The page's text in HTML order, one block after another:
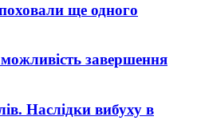
ще одного
завершення
Наслідки вибуху в